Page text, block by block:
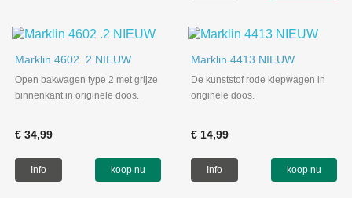
Marklin 4602 .2 NIEUW
Open bakwagen type 2 met grijze
binnenkant in originele doos.
€ 34,99
Info koop nu
Marklin 4413 NIEUW
De kunststof rode kiepwagen in
originele doos.
€ 14,99
Info koop nu